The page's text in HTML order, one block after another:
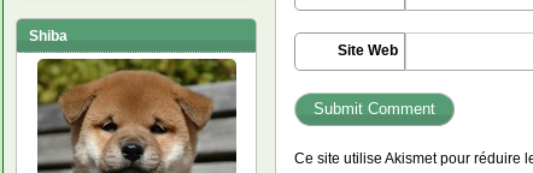
Site Web
Ce site utilise Akismet pour réduire
Shiba